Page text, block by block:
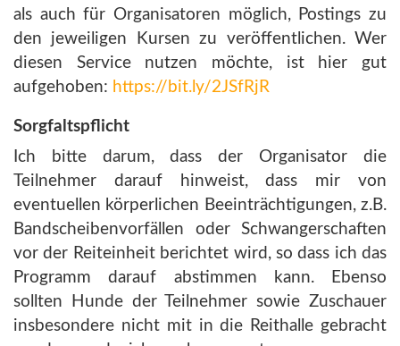
als auch für Organisatoren möglich, Postings zu
den jeweiligen Kursen zu veröffentlichen. Wer
diesen Service nutzen möchte, ist hier gut
aufgehoben: https://bit.ly/2JSfRjR
Sorgfaltspflicht
Ich bitte darum, dass der Organisator die
Teilnehmer darauf hinweist, dass mir von
eventuellen körperlichen Beeinträchtigungen, z.B.
Bandscheibenvorfällen oder Schwangerschaften
vor der Reiteinheit berichtet wird, so dass ich das
Programm darauf abstimmen kann. Ebenso
sollten Hunde der Teilnehmer sowie Zuschauer
insbesondere nicht mit in die Reithalle gebracht